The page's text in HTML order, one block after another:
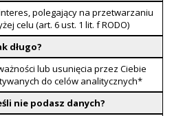
polegający na przetwarzaniu
celu (art. 6 ust. 1 lit. f RODO)
długo?
lub usunięcia przez Ciebie
do celów analitycznych*
nie podasz danych?